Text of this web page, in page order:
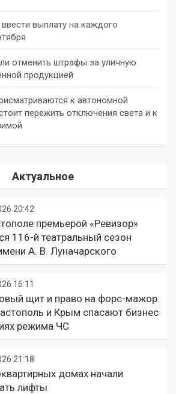
выплату на каждого
отменить штрафы за уличную
продукцией
к автономной
пережить отключения света и к
Актуальное
20:42
премьерой «Ревизор»
116-й театральный сезон
А. В. Луначарского
16:11
щит и право на форс-мажор:
и Крым спасают бизнес
режима ЧС
21:18
домах начали
лифты